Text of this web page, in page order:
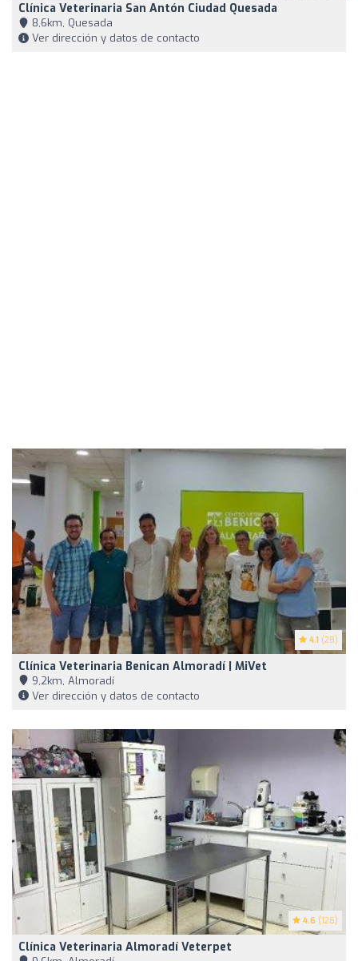
Clínica Veterinaria San Antón Ciudad Quesada
8,6km, Quesada
Ver dirección y datos de contacto
4.1 (28)
Clínica Veterinaria Benican Almoradí | MiVet
9,2km, Almoradí
Ver dirección y datos de contacto
4.6 (126)
Clínica Veterinaria Almoradí Veterpet